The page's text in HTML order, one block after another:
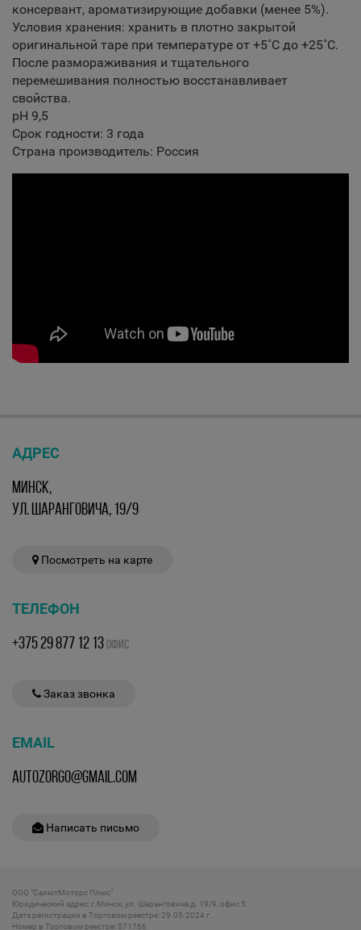
консервант, ароматизирующие добавки (менее 5%).
Условия хранения: хранить в плотно закрытой
оригинальной таре при температуре от +5˚С до +25˚С.
После размораживания и тщательного
перемешивания полностью восстанавливает
свойства.
рН 9,5
Срок годности: 3 года
Страна производитель: Россия
АДРЕС
МИНСК,
УЛ. ШАРАНГОВИЧА, 19/9
Посмотреть на карте
ТЕЛЕФОН
+375 29 877 12 13 ОФИС
Заказ звонка
EMAIL
AUTOZORGO@GMAIL.COM
Написать письмо
ООО "СалютМоторс Плюс"
Юридический адрес: г.Минск, ул. Шаранговича д. 19/9, офис 5
Дата регистрации в Торговом реестре: 29.05.2024 г.
Номер в Торговом реестре: 571766